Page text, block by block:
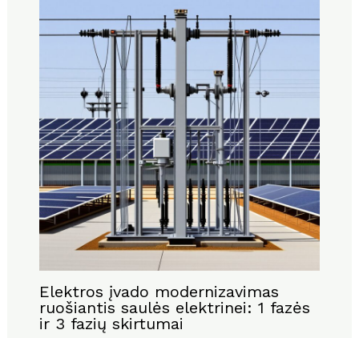
Elektros įvado modernizavimas
ruošiantis saulės elektrinei: 1 fazės
ir 3 fazių skirtumai